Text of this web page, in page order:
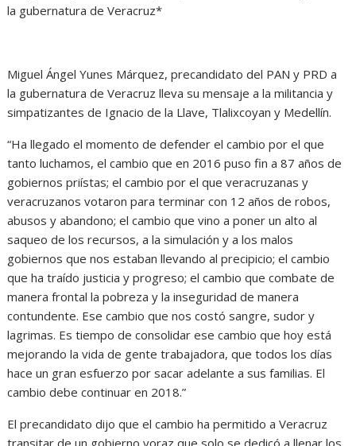
la gubernatura de Veracruz*
Miguel Ángel Yunes Márquez, precandidato del PAN y PRD a
la gubernatura de Veracruz lleva su mensaje a la militancia y
simpatizantes de Ignacio de la Llave, Tlalixcoyan y Medellín.
“Ha llegado el momento de defender el cambio por el que
tanto luchamos, el cambio que en 2016 puso fin a 87 años de
gobiernos priístas; el cambio por el que veracruzanas y
veracruzanos votaron para terminar con 12 años de robos,
abusos y abandono; el cambio que vino a poner un alto al
saqueo de los recursos, a la simulación y a los malos
gobiernos que nos estaban llevando al precipicio; el cambio
que ha traído justicia y progreso; el cambio que combate de
manera frontal la pobreza y la inseguridad de manera
contundente. Ese cambio que nos costó sangre, sudor y
lagrimas. Es tiempo de consolidar ese cambio que hoy está
mejorando la vida de gente trabajadora, que todos los días
hace un gran esfuerzo por sacar adelante a sus familias. El
cambio debe continuar en 2018.”
El precandidato dijo que el cambio ha permitido a Veracruz
transitar de un gobierno voraz que solo se dedicó a llenar los